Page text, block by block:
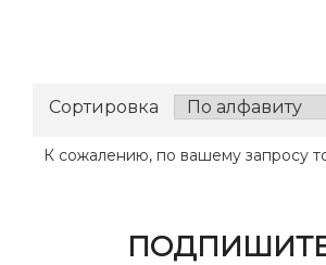
Сортировка
К сожалению, по вашему запросу